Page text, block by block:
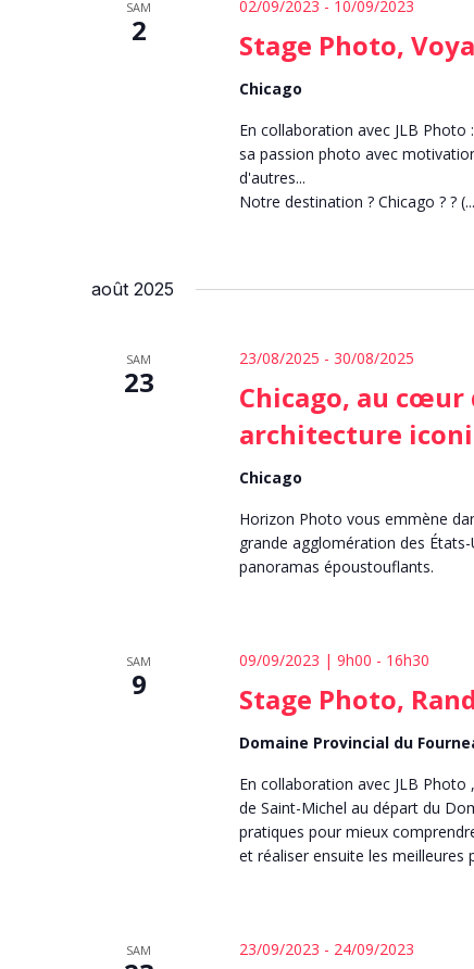
SAM
2 Stage Photo,
02/09/2023 - 10/09/2023
Chicago
En collaboration avec JLB
sa passion photo avec
d'autres...
Notre destination ? Chicago ?️ ?
août 2025
SAM
23
Chicago, au
architecture
23/08/2025 - 30/08/2025
Chicago
Horizon Photo vous emmène
grande agglomération des
panoramas époustouflants.
SAM
9 Stage Photo,
09/09/2023 | 9h00 - 16h30
Domaine Provincial du
En collaboration avec JLB
de Saint-Michel au départ du
pratiques pour mieux
et réaliser ensuite les meilleures
SAM 23/09/2023 - 24/09/2023